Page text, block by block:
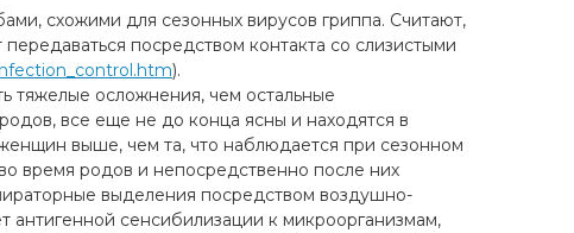
схожими для сезонных вирусов гриппа. Считают,
посредством контакта со слизистыми
).
тяжелые осложнения, чем остальные
все еще не до конца ясны и находятся в
выше, чем та, что наблюдается при сезонном
время родов и непосредственно после них
выделения посредством воздушно-
сенсибилизации к микроорганизмам,